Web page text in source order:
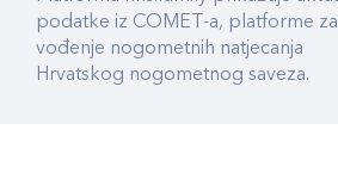
podatke iz COMET-a, platforme za
vođenje nogometnih natjecanja
Hrvatskog nogometnog saveza.